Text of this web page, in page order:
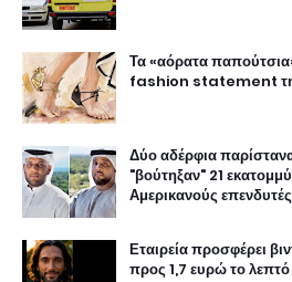
Τα «αόρατα
fashion statement
Δύο αδέρφια
"βούτηξαν" 21
Αμερικανούς επενδυτές
Εταιρεία προσφέρει
προς 1,7 ευρώ το λεπτό